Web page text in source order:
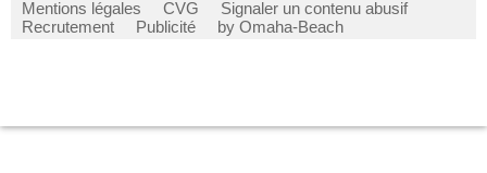
Mentions légales CVG
Signaler un contenu abusif
Recrutement
Publicité by Omaha-Beach